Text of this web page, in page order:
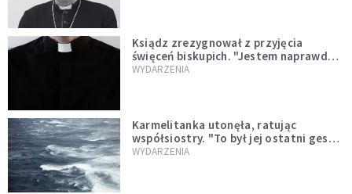
Ksiądz zrezygnował z przyjęcia
święceń biskupich. "Jestem naprawdę
niegodny"
WYDARZENIA
Karmelitanka utonęła, ratując
współsiostry. "To był jej ostatni gest
miłości"
WYDARZENIA